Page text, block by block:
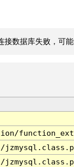
接数据库失败，可